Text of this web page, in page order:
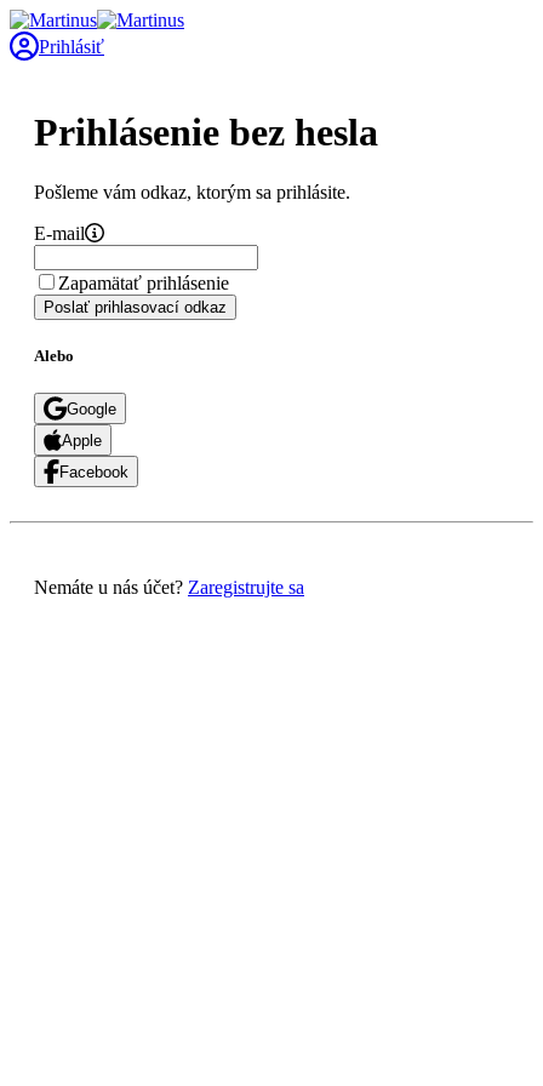
Prihlásiť
Prihlásenie bez hesla
Pošleme vám odkaz, ktorým sa prihlásite.
E-mail
Zapamätať prihlásenie
Poslať prihlasovací odkaz
Alebo
Google
Apple
Facebook
Nemáte u nás účet? Zaregistrujte sa